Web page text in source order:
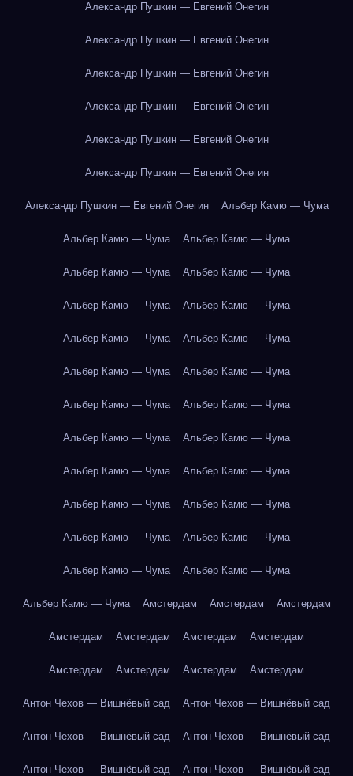
Александр Пушкин — Евгений Онегин
Александр Пушкин — Евгений Онегин
Александр Пушкин — Евгений Онегин
Александр Пушкин — Евгений Онегин
Александр Пушкин — Евгений Онегин
Александр Пушкин — Евгений Онегин
Александр Пушкин — Евгений Онегин Альбер Камю — Чума
Альбер Камю — Чума Альбер Камю — Чума
Альбер Камю — Чума Альбер Камю — Чума
Альбер Камю — Чума Альбер Камю — Чума
Альбер Камю — Чума Альбер Камю — Чума
Альбер Камю — Чума Альбер Камю — Чума
Альбер Камю — Чума Альбер Камю — Чума
Альбер Камю — Чума Альбер Камю — Чума
Альбер Камю — Чума Альбер Камю — Чума
Альбер Камю — Чума Альбер Камю — Чума
Альбер Камю — Чума Альбер Камю — Чума
Альбер Камю — Чума Альбер Камю — Чума
Альбер Камю — Чума Амстердам Амстердам Амстердам
Амстердам Амстердам Амстердам Амстердам
Амстердам Амстердам Амстердам Амстердам
Антон Чехов — Вишнёвый сад Антон Чехов — Вишнёвый сад
Антон Чехов — Вишнёвый сад Антон Чехов — Вишнёвый сад
Антон Чехов — Вишнёвый сад Антон Чехов — Вишнёвый сад